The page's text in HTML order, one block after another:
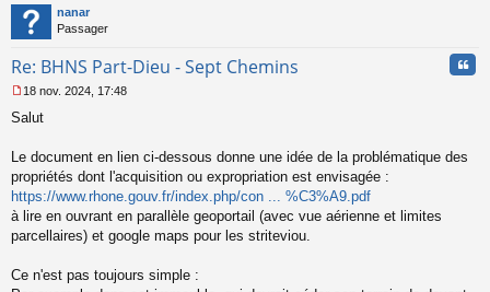
o
n
l
nanar
Passager
Re: BHNS Part-Dieu - Sept Chemins
e
s
g
e
n
o
u
18 nov. 2024, 17:48
Salut
Le document en lien ci-dessous donne une idée de la problématique des
propriétés dont l'acquisition ou expropriation est envisagée :
https://www.rhone.gouv.fr/index.php/con ... %C3%A9.pdf
à lire en ouvrant en parallèle geoportail (avec vue aérienne et limites
parcellaires) et google maps pour les striteviou.
Ce n'est pas toujours simple :